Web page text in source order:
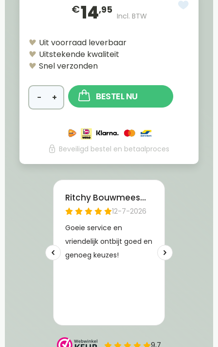
€14,95
Incl. BTW
Uit voorraad leverbaar
Uitstekende kwaliteit
Snel verzonden
− + BESTEL NU
Beveiligd bestel en betaalproces